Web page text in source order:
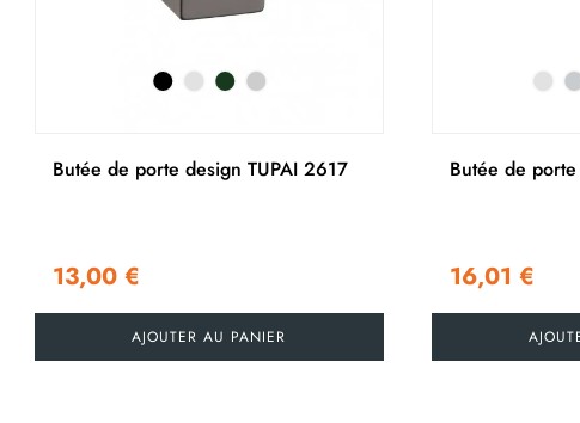
Butée de porte design TUPAI 2617
13,00 €
AJOUTER AU PANIER
Butée de
16,01 €